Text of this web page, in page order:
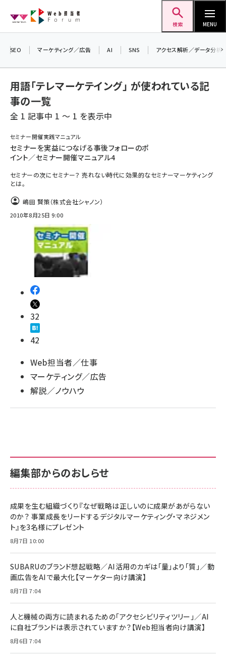
ン
検索 MENU
seo (3526)
ai (2807)
youtube (2434)
note (2312)
z世代 (1622)
meo (1275)
llmo (1163)
SEO マーケティング／広告 AI SNS アクセス解析／データ分析
用語「テレマーケテイング」 が使われている記
事の一覧
全 1 記事中 1 ～ 1 を表示中
セミナー開催実践マニュアル
セミナーを実益につなげる事後フォローのポ
イント／セミナー開催マニュアル4
セミナーの次にセミナー？ 売れない時代に効果的なセミナーマーケティング
とは。
嶋田 賢策（株式会社シャノン）
2010年8月25日 9:00
32
42
Web担当者／仕事
マーケティング／広告
解説／ノウハウ
編集部からのおしらせ
成果を生む組織づくり『なぜ戦略は正しいのに成果があがらない
のか？ 事業成長をリードするデジタルマーケティング・マネジメン
ト』を3名様にプレゼント
8月7日 10:00
SUBARUのブランド想起戦略／AI活用のカギは「量」より「質」／動
画広告をAIで最大化【マーケター向け講演】
8月7日 7:04
人と機械の両方に読まれるための「アクセシビリティツリー」／AI
に自社ブランドは表示されていますか？【Web担当者向け講演】
8月6日 7:04